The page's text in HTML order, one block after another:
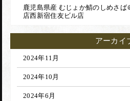
鹿児島県産 むじょか鯖のしめさ
店西新宿住友ビル店
アーカイ
2024年11月
2024年10月
2024年6月